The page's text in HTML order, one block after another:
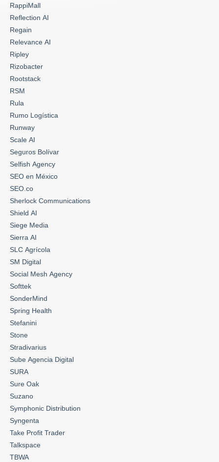
RappiMall
Reflection AI
Regain
Relevance AI
Ripley
Rizobacter
Rootstack
RSM
Rula
Rumo Logística
Runway
Scale AI
Seguros Bolívar
Selfish Agency
SEO en México
SEO.co
Sherlock Communications
Shield AI
Siege Media
Sierra AI
SLC Agrícola
SM Digital
Social Mesh Agency
Softtek
SonderMind
Spring Health
Stefanini
Stone
Stradivarius
Sube Agencia Digital
SURA
Sure Oak
Suzano
Symphonic Distribution
Syngenta
Take Profit Trader
Talkspace
TBWA